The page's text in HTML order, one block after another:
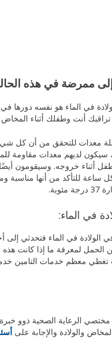
ممرضة في هذه
في الماء هو نفسه دورها في
تراقبك أنت وطفلك أثناء المخاض
معدات للتحقق من أن كل شيء
سيكون لديهم معدات مقاومة
أثناء خروجه. وسيقومون
ساعة للتأكد من أنها مناسبة
في الماء:
الولادة في الماء فتحدثي إلى
لمعرفة ما إذا كانت
معظم خدمات التامين خدمة
الرعاية الصحية ذوو
والولادة والإجابة على